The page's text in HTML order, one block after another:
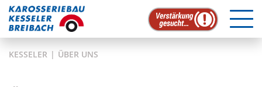
Skip
KESSELER | ÜBER UNS